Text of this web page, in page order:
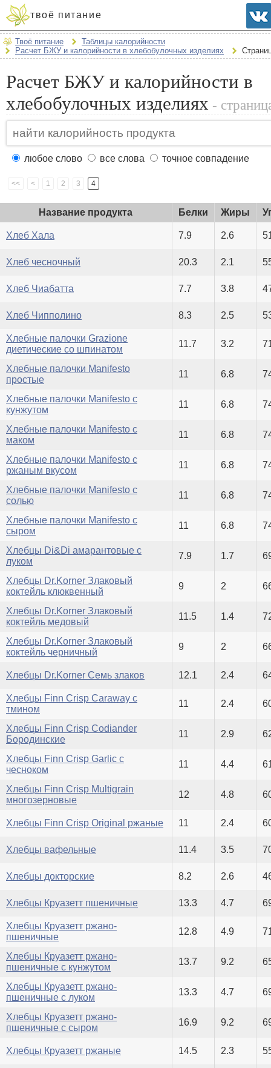
твоё питание
Твоё питание
Таблицы калорийности
Расчет БЖУ и калорийности в хлебобулочных изделиях
Расчет БЖУ и калорийности в
хлебобулочных изделиях -
любое слово все слова точное совпадение
<< < 1 2 3 4
Название продукта Белки Жиры
Хлеб Хала 7.9 2.6
Хлеб чесночный 20.3 2.1
Хлеб Чиабатта 7.7 3.8
Хлеб Чипполино 8.3 2.5
Хлебные палочки Grazione
диетические со шпинатом
11.7 3.2
Хлебные палочки Manifesto
простые
11 6.8
Хлебные палочки Manifesto с
кунжутом
11 6.8
Хлебные палочки Manifesto с
маком
11 6.8
Хлебные палочки Manifesto с
ржаным вкусом
11 6.8
Хлебные палочки Manifesto с
солью
11 6.8
Хлебные палочки Manifesto с
сыром
11 6.8
Хлебцы Di&Di амарантовые с
луком
7.9 1.7
Хлебцы Dr.Korner Злаковый
коктейль клюквенный
9 2
Хлебцы Dr.Korner Злаковый
коктейль медовый
11.5 1.4
Хлебцы Dr.Korner Злаковый
коктейль черничный
9 2
Хлебцы Dr.Korner Семь злаков 12.1 2.4
Хлебцы Finn Crisp Caraway с
тмином
11 2.4
Хлебцы Finn Crisp Codiander
Бородинские
11 2.9
Хлебцы Finn Crisp Garlic с
чесноком
11 4.4
Хлебцы Finn Crisp Multigrain
многозерновые
12 4.8
Хлебцы Finn Crisp Original ржаные 11 2.4
Хлебцы вафельные 11.4 3.5
Хлебцы докторские 8.2 2.6
Хлебцы Круазетт пшеничные 13.3 4.7
Хлебцы Круазетт ржано-
пшеничные
12.8 4.9
Хлебцы Круазетт ржано-
пшеничные с кунжутом
13.7 9.2
Хлебцы Круазетт ржано-
пшеничные с луком
13.3 4.7
Хлебцы Круазетт ржано-
пшеничные с сыром
16.9 9.2
Хлебцы Круазетт ржаные 14.5 2.3